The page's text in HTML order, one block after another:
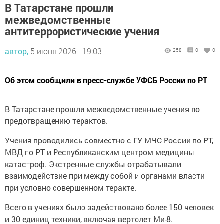
В Татарстане прошли
межведомственные
антитеррористические учения
автор, 5 июня 2026 - 19:03 258 0 0
Об этом сообщили в пресс-службе УФСБ России по РТ
В Татарстане прошли межведомственные учения по
предотвращению терактов.
Учения проводились совместно с ГУ МЧС России по РТ,
МВД по РТ и Республиканским центром медицины
катастроф. Экстренные службы отрабатывали
взаимодействие при между собой и органами власти
при условно совершенном теракте.
Всего в учениях было задействовано более 150 человек
и 30 единиц техники, включая вертолет Ми-8.